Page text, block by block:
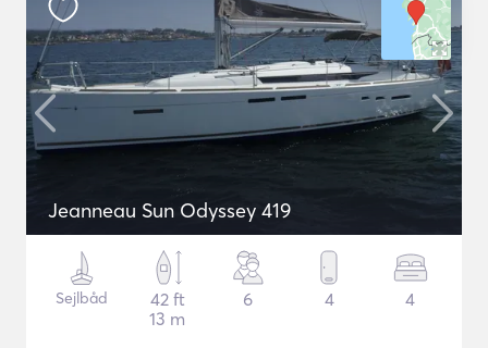
Jeanneau Sun Odyssey 419
Sejlbåd
42 ft
13 m
6 4 4